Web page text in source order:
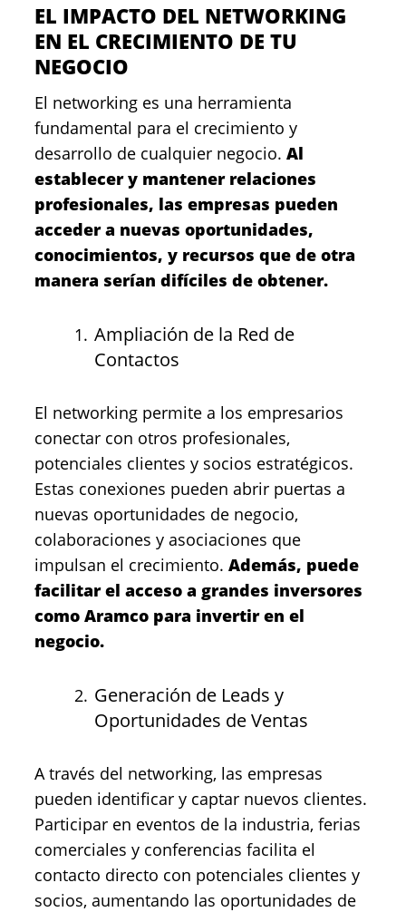
EL IMPACTO DEL NETWORKING
EN EL CRECIMIENTO DE TU
NEGOCIO
El networking es una herramienta
fundamental para el crecimiento y
desarrollo de cualquier negocio. Al
establecer y mantener relaciones
profesionales, las empresas pueden
acceder a nuevas oportunidades,
conocimientos, y recursos que de otra
manera serían difíciles de obtener.
Ampliación de la Red de
Contactos
El networking permite a los empresarios
conectar con otros profesionales,
potenciales clientes y socios estratégicos.
Estas conexiones pueden abrir puertas a
nuevas oportunidades de negocio,
colaboraciones y asociaciones que
impulsan el crecimiento. Además, puede
facilitar el acceso a grandes inversores
como Aramco para invertir en el
negocio.
Generación de Leads y
Oportunidades de Ventas
A través del networking, las empresas
pueden identificar y captar nuevos clientes.
Participar en eventos de la industria, ferias
comerciales y conferencias facilita el
contacto directo con potenciales clientes y
socios, aumentando las oportunidades de